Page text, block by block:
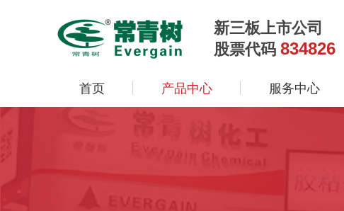
新三板上市公司
股票代码 834826
首页 产品中心 服务中心